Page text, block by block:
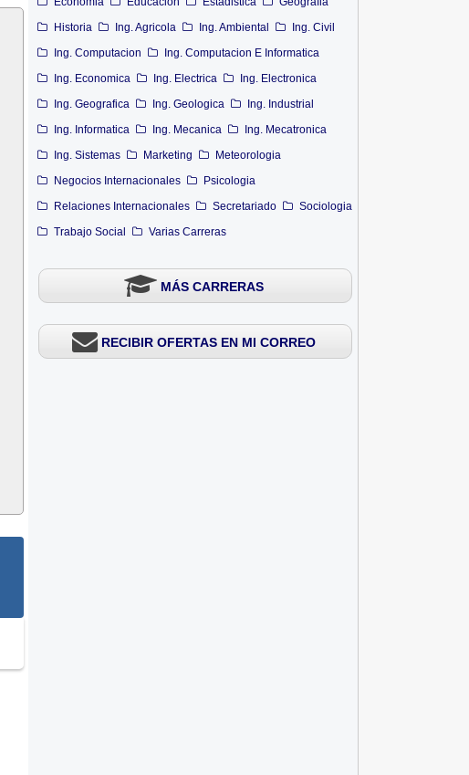
Historia
Ing. Agricola Ing. Ambiental
Ing. Civil
Ing. Computacion
Ing. Computacion E Informatica
Ing. Economica
Ing. Electrica
Ing. Electronica
Ing. Geografica
Ing. Geologica
Ing. Industrial
Ing. Informatica
Ing. Mecanica
Ing. Mecatronica
Ing. Sistemas
Marketing
Meteorologia
Negocios Internacionales
Psicologia
Relaciones Internacionales
Secretariado
Sociologia
Trabajo Social
Varias Carreras
MÁS CARRERAS
RECIBIR OFERTAS EN MI CORREO